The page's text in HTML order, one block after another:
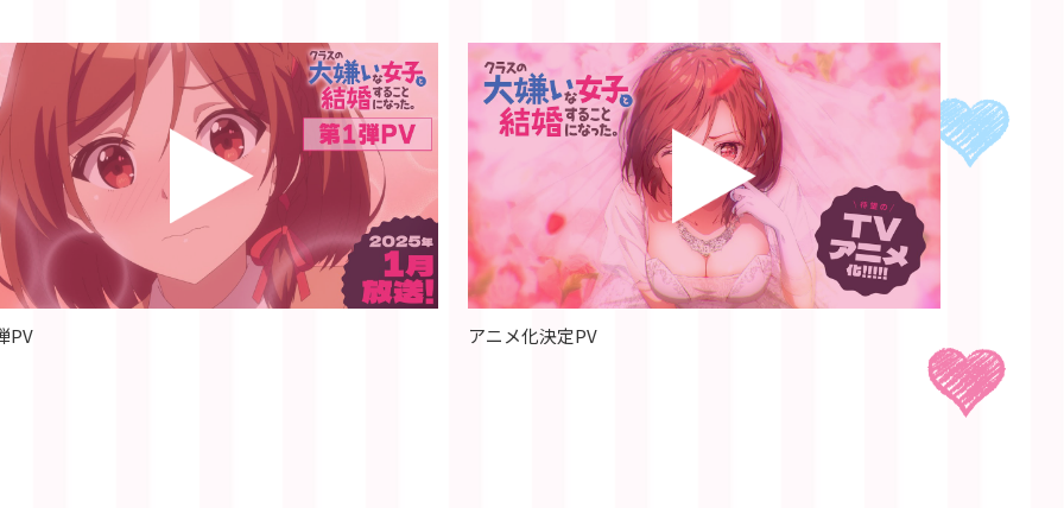
PV アニメ化決定PV